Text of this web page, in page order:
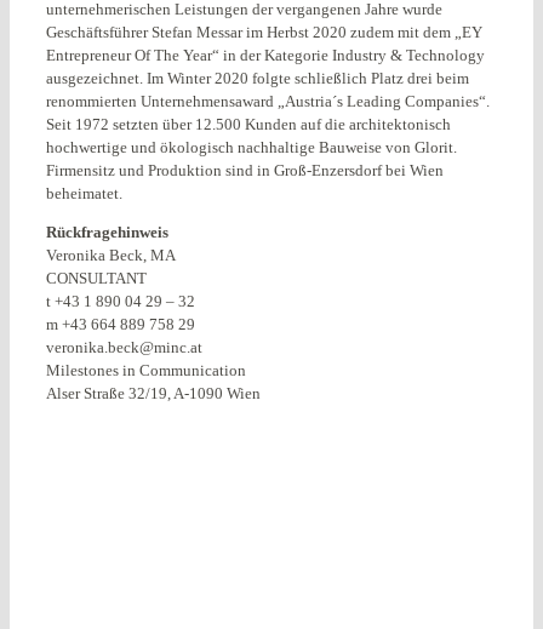
unternehmerischen Leistungen der vergangenen Jahre wurde
Geschäftsführer Stefan Messar im Herbst 2020 zudem mit dem „EY
Entrepreneur Of The Year“ in der Kategorie Industry & Technology
ausgezeichnet. Im Winter 2020 folgte schließlich Platz drei beim
renommierten Unternehmensaward „Austria´s Leading Companies“.
Seit 1972 setzten über 12.500 Kunden auf die architektonisch
hochwertige und ökologisch nachhaltige Bauweise von Glorit.
Firmensitz und Produktion sind in Groß-Enzersdorf bei Wien
beheimatet.
Rückfragehinweis
Veronika Beck, MA
CONSULTANT
t +43 1 890 04 29 – 32
m +43 664 889 758 29
veronika.beck@minc.at
Milestones in Communication
Alser Straße 32/19, A-1090 Wien